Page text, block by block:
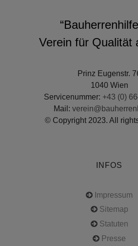
Verein für Qualität
Prinz Eugenstr.
1040 Wien
Servicenummer: +43 (0)
Mail:
© Copyright 2023. All
INFOS
Impressum
Sitemap
Statuten
Presse